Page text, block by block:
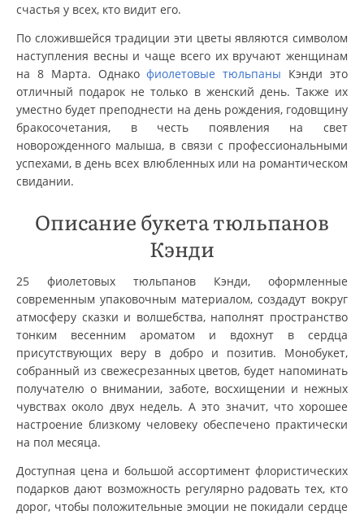
счастья у всех, кто видит его.
По сложившейся традиции эти цветы являются символом
наступления весны и чаще всего их вручают женщинам
на 8 Марта. Однакофиолетовые тюльпаны Кэнди это
отличный подарок не только в женский день. Также их
уместно будет преподнести на день рождения, годовщину
бракосочетания, в честь появления на свет
новорожденного малыша, в связи с профессиональными
успехами, в день всех влюбленных или на романтическом
свидании.
Описание букета тюльпанов
Кэнди
25 фиолетовых тюльпанов Кэнди, оформленные
современным упаковочным материалом, создадут вокруг
атмосферу сказки и волшебства, наполнят пространство
тонким весенним ароматом и вдохнут в сердца
присутствующих веру в добро и позитив. Монобукет,
собранный из свежесрезанных цветов, будет напоминать
получателю о внимании, заботе, восхищении и нежных
чувствах около двух недель. А это значит, что хорошее
настроение близкому человеку обеспечено практически
на пол месяца.
Доступная цена и большой ассортимент флористических
подарков дают возможность регулярно радовать тех, кто
дорог, чтобы положительные эмоции не покидали сердце